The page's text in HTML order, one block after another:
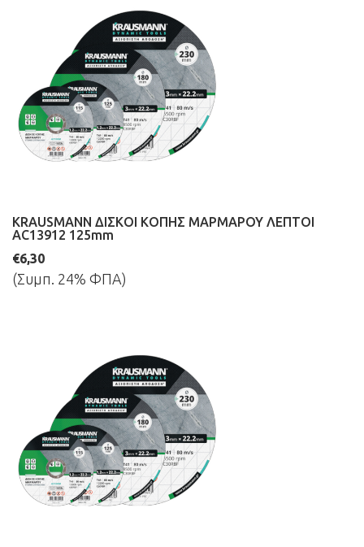
KRAUSMANN ΔΙΣΚΟΙ ΚΟΠΗΣ ΜΑΡΜΑΡΟΥ ΛΕΠΤΟΙ
AC13912 125mm
€6,30
(Συμπ. 24% ΦΠΑ)